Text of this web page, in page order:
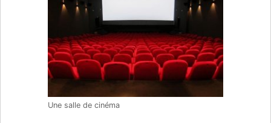
Une salle de cinéma